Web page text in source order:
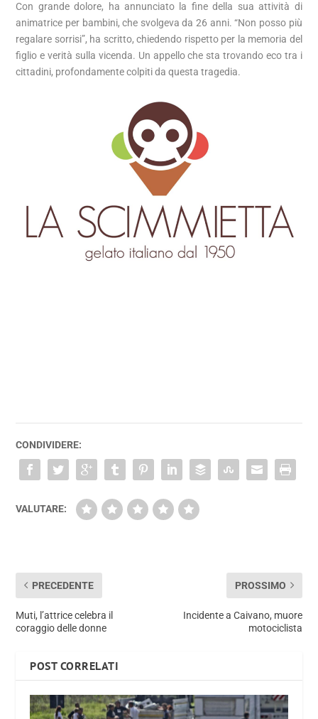
Con grande dolore, ha annunciato la fine della sua attività di
animatrice per bambini, che svolgeva da 26 anni. “Non posso più
regalare sorrisi”, ha scritto, chiedendo rispetto per la memoria del
figlio e verità sulla vicenda. Un appello che sta trovando eco tra i
cittadini, profondamente colpiti da questa tragedia.
CONDIVIDERE:
VALUTARE:
PRECEDENTE
Muti, l’attrice celebra il
coraggio delle donne
PROSSIMO
Incidente a Caivano, muore
motociclista
POST CORRELATI